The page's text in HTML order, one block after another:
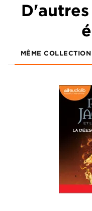
MÊME COLLECTION